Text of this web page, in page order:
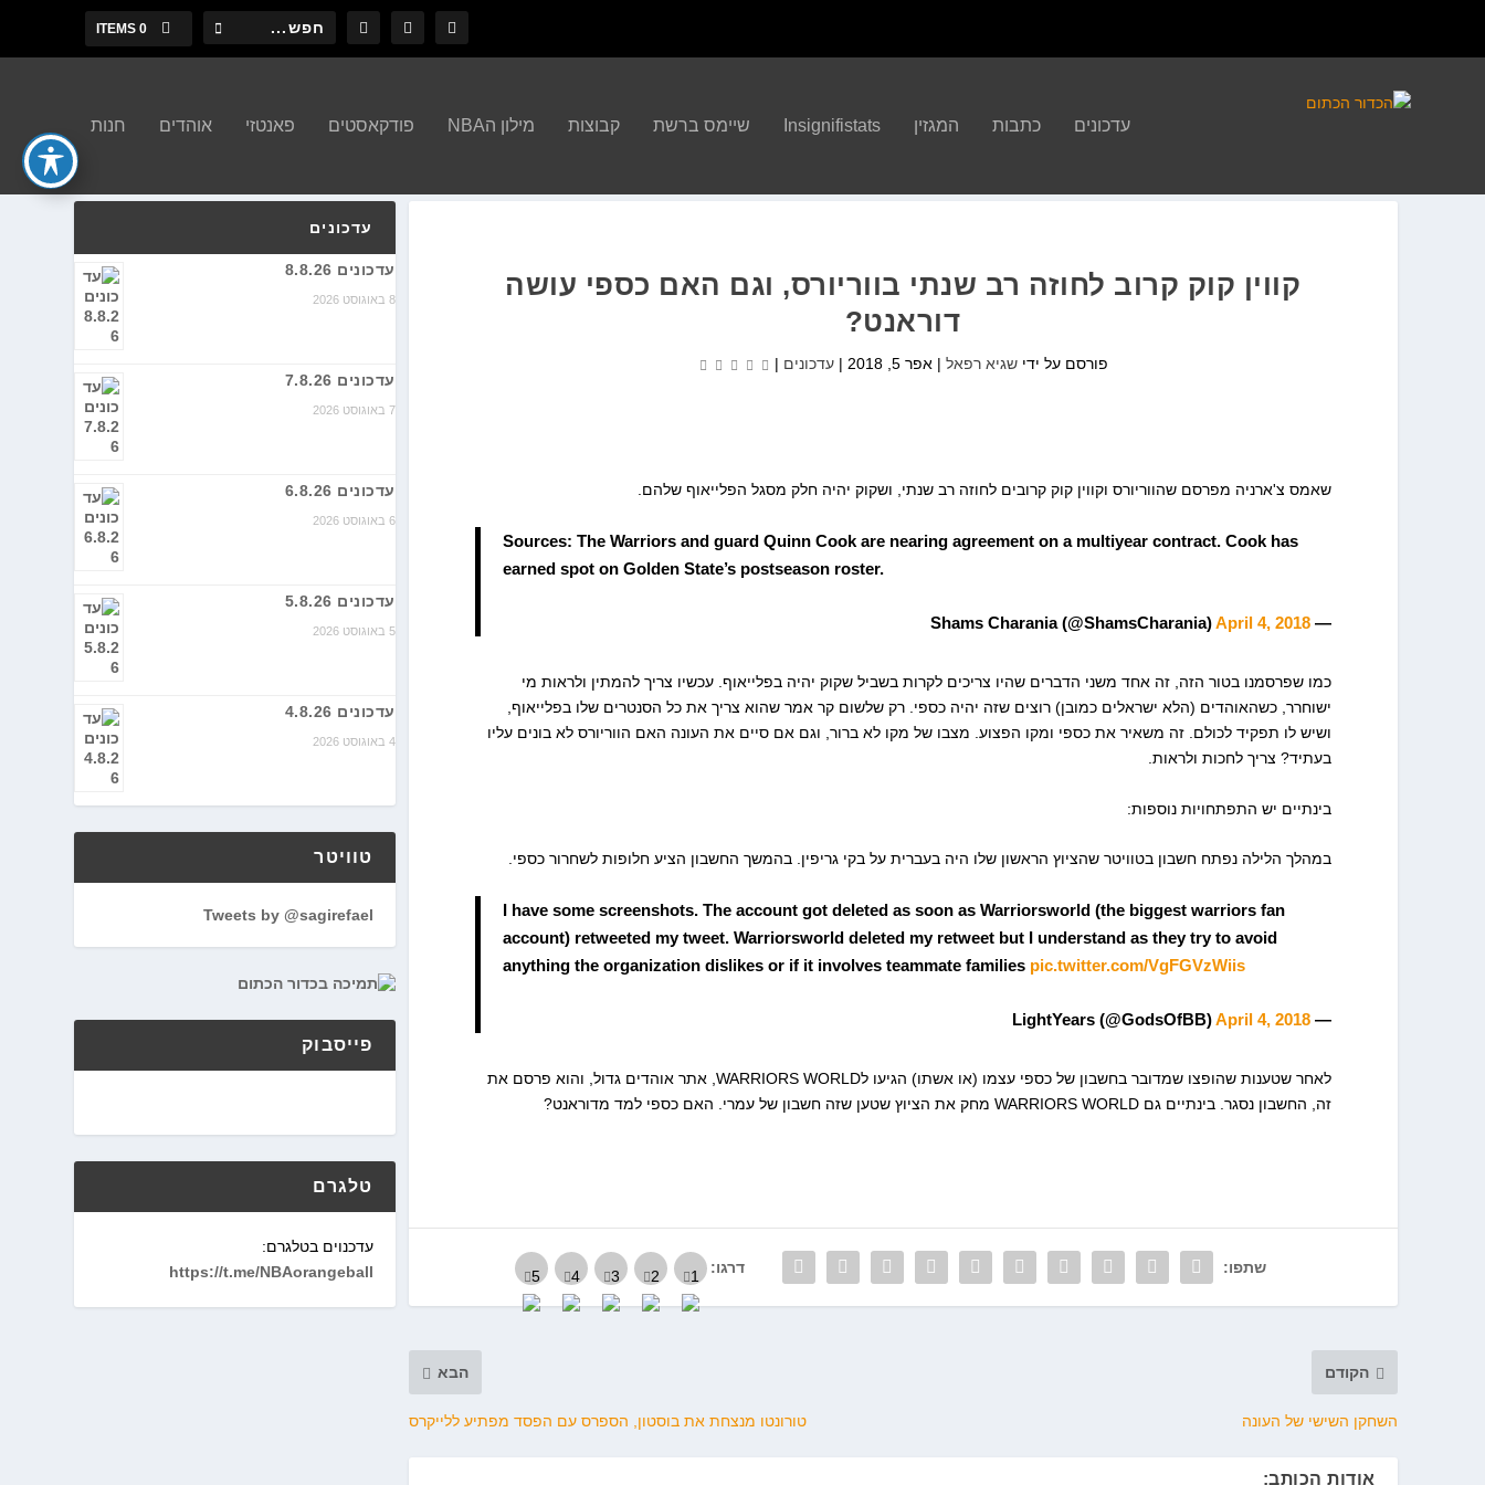
0 ITEMS
עדכונים כתבות המגזין Insignifistats שיימס ברשת קבוצות מילון הNBA פודקאסטים פאנטזי אוהדים חנות
קווין קוק קרוב לחוזה רב שנתי בווריורס, וגם האם כספי עושה
דוראנט?
פורסם על ידי שגיא רפאל| אפר 5, 2018 | עדכונים |
שאמס צ'ארניה מפרסם שהווריורס וקווין קוק קרובים לחוזה רב שנתי, ושקוק יהיה חלק מסגל הפלייאוף שלהם.
Sources: The Warriors and guard Quinn Cook are nearing agreement on a multiyear contract. Cook has
earned spot on Golden State’s postseason roster.
— Shams Charania (@ShamsCharania)
April 4, 2018
כמו שפרסמנו בטור הזה, זה אחד משני הדברים שהיו צריכים לקרות בשביל שקוק יהיה בפלייאוף. עכשיו צריך להמתין ולראות מי
ישוחרר, כשהאוהדים (הלא ישראלים כמובן) רוצים שזה יהיה כספי. רק שלשום קר אמר שהוא צריך את כל הסנטרים שלו בפלייאוף,
ושיש לו תפקיד לכולם. זה משאיר את כספי ומקו הפצוע. מצבו של מקו לא ברור, וגם אם סיים את העונה האם הווריורס לא בונים עליו
בעתיד? צריך לחכות ולראות.
בינתיים יש התפתחויות נוספות:
במהלך הלילה נפתח חשבון בטוויטר שהציוץ הראשון שלו היה בעברית על בקי גריפין. בהמשך החשבון הציע חלופות לשחרור כספי.
I have some screenshots. The account got deleted as soon as Warriorsworld (the biggest warriors fan
account) retweeted my tweet. Warriorsworld deleted my retweet but I understand as they try to avoid
anything the organization dislikes or if it involves teammate families pic.twitter.com/VgFGVzWiis
— LightYears (@GodsOfBB)
April 4, 2018
לאחר שטענות שהופצו שמדובר בחשבון של כספי עצמו (או אשתו) הגיעו לWARRIORS WORLD, אתר אוהדים גדול, והוא פרסם את
זה, החשבון נסגר. בינתיים גם WARRIORS WORLD מחק את הציוץ שטען שזה חשבון של עמרי. האם כספי למד מדוראנט?
שתפו: דרגו:
הקודם
השחקן השישי של העונה
הבא
טורונטו מנצחת את בוסטון, הספרס עם הפסד מפתיע ללייקרס
אודות הכותב:
עדכונים
עדכונים 8.8.26
8 באוגוסט 2026
עדכונים 7.8.26
7 באוגוסט 2026
עדכונים 6.8.26
6 באוגוסט 2026
עדכונים 5.8.26
5 באוגוסט 2026
עדכונים 4.8.26
4 באוגוסט 2026
טוויטר
Tweets by @sagirefael
פייסבוק
טלגרם
עדכנוים בטלגרם:
https://t.me/NBAorangeball